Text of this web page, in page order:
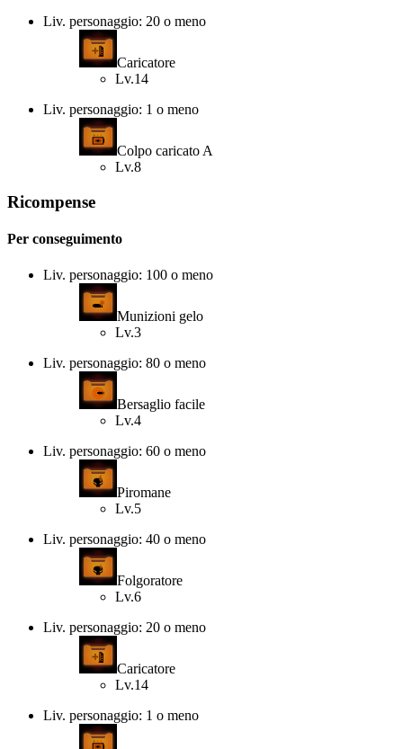
Liv. personaggio: 20 o meno
Caricatore
Lv.14
Liv. personaggio: 1 o meno
Colpo caricato A
Lv.8
Ricompense
Per conseguimento
Liv. personaggio: 100 o meno
Munizioni gelo
Lv.3
Liv. personaggio: 80 o meno
Bersaglio facile
Lv.4
Liv. personaggio: 60 o meno
Piromane
Lv.5
Liv. personaggio: 40 o meno
Folgoratore
Lv.6
Liv. personaggio: 20 o meno
Caricatore
Lv.14
Liv. personaggio: 1 o meno